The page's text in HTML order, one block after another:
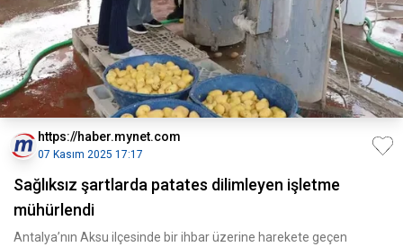
https://haber.mynet.com
07 Kasım 2025 17:17
Sağlıksız şartlarda patates dilimleyen işletme
mühürlendi
Antalya’nın Aksu ilçesinde bir ihbar üzerine harekete geçen